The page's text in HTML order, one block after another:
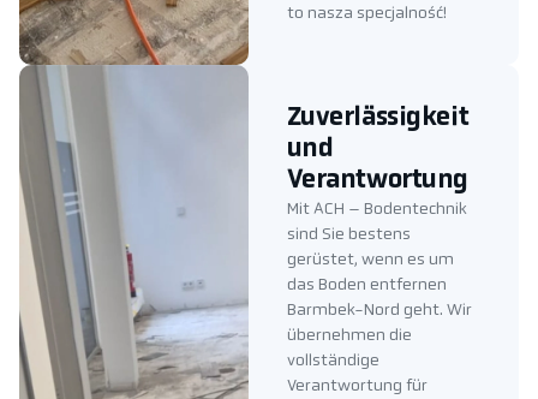
to nasza specjalność!
Zuverlässigkeit
und
Verantwortung
Mit ACH – Bodentechnik
sind Sie bestens
gerüstet, wenn es um
das Boden entfernen
Barmbek-Nord geht. Wir
übernehmen die
vollständige
Verantwortung für